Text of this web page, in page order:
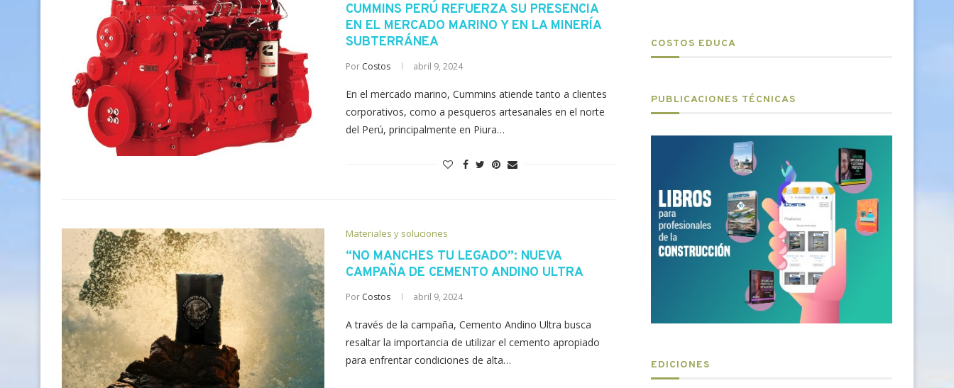
CUMMINS PERÚ REFUERZA SU PRESENCIA
EN EL MERCADO MARINO Y EN LA MINERÍA
SUBTERRÁNEA
Por Costos abril 9, 2024
En el mercado marino, Cummins atiende tanto a clientes
corporativos, como a pesqueros artesanales en el norte
del Perú, principalmente en Piura…
Materiales y soluciones
“NO MANCHES TU LEGADO”: NUEVA
CAMPAÑA DE CEMENTO ANDINO ULTRA
Por Costos abril 9, 2024
A través de la campaña, Cemento Andino Ultra busca
resaltar la importancia de utilizar el cemento apropiado
para enfrentar condiciones de alta…
COSTOS EDUCA
PUBLICACIONES TÉCNICAS
EDICIONES